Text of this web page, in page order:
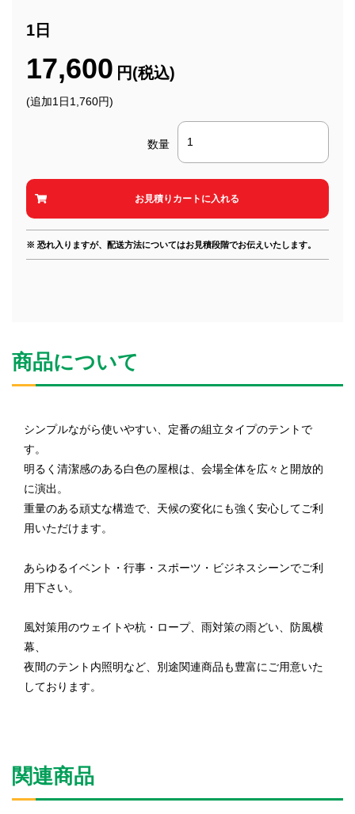
1日
17,600 円(税込)
(追加1日1,760円)
数量
※ 恐れ入りますが、配送方法についてはお見積段階でお伝えいたします。
商品について
シンプルながら使いやすい、定番の組立タイプのテントで
す。
明るく清潔感のある白色の屋根は、会場全体を広々と開放的
に演出。
重量のある頑丈な構造で、天候の変化にも強く安心してご利
用いただけます。
あらゆるイベント・行事・スポーツ・ビジネスシーンでご利
用下さい。
風対策用のウェイトや杭・ロープ、雨対策の雨どい、防風横
幕、
夜間のテント内照明など、別途関連商品も豊富にご用意いた
しております。
関連商品